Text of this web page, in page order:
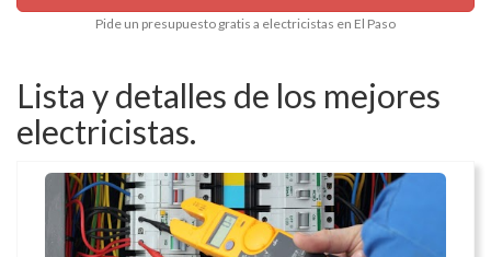
Pide un presupuesto gratis a electricistas en El Paso
Lista y detalles de los mejores
electricistas.